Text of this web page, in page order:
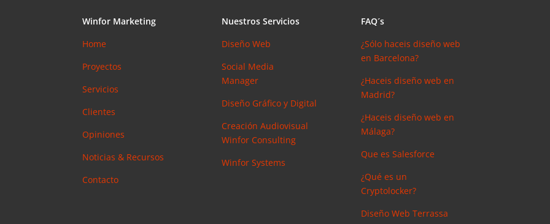
Winfor Marketing
Home
Proyectos
Servicios
Clientes
Opiniones
Noticias & Recursos
Contacto
Nuestros Servicios
Diseño Web
Social Media
Manager
Diseño Gráfico y Digital
Creación Audiovisual
Winfor Consulting
Winfor Systems
FAQ´s
¿Sólo haceis diseño web
en Barcelona?
¿Haceis diseño web en
Madrid?
¿Haceis diseño web en
Málaga?
Que es Salesforce
¿Qué es un
Cryptolocker?
Diseño Web Terrassa